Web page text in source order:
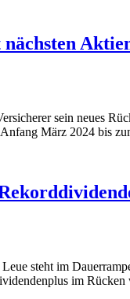
sein neues
März 2024 bis
steht im
im